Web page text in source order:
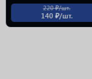
220 ₽/шт.
140 ₽/шт.